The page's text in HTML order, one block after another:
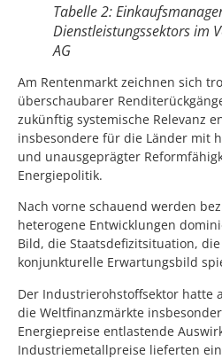
Tabelle 2:
Dienstleistungssektors im
AG
Am Rentenmarkt zeichnen sich
überschaubarer
zukünftig systemische Relevanz
insbesondere für die Länder mit
und unausgeprägter
Energiepolitik.
Nach vorne schauend werden
heterogene Entwicklungen
Bild, die Staatsdefizitsituation,
konjunkturelle Erwartungsbild
Der Industrierohstoffsektor hatte
die Weltfinanzmärkte
Energiepreise entlastende
Industriemetallpreise lieferten